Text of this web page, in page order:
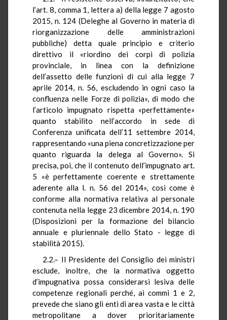
l’art. 8, comma 1, lettera a) della legge 7 agosto
2015, n. 124 (Deleghe al Governo in materia di
riorganizzazione delle amministrazioni
pubbliche) detta quale principio e criterio
direttivo il «riordino dei corpi di polizia
provinciale, in linea con la definizione
dell’assetto delle funzioni di cui alla legge 7
aprile 2014, n. 56, escludendo in ogni caso la
confluenza nelle Forze di polizia», di modo che
l’articolo impugnato rispetta «perfettamente»
quanto stabilito nell’accordo in sede di
Conferenza unificata dell’11 settembre 2014,
rappresentando «una piena concretizzazione per
quanto riguarda la delega al Governo». Si
precisa, poi, che il contenuto dell’impugnato art.
5 «è perfettamente coerente e strettamente
aderente alla l. n. 56 del 2014», così come è
conforme alla normativa relativa al personale
contenuta nella legge 23 dicembre 2014, n. 190
(Disposizioni per la formazione del bilancio
annuale e pluriennale dello Stato - legge di
stabilità 2015).
2.2.– Il Presidente del Consiglio dei ministri
esclude, inoltre, che la normativa oggetto
d’impugnativa possa considerarsi lesiva delle
competenze regionali perché, ai commi 1 e 2,
prevede che siano gli enti di area vasta e le città
metropolitane a dover prioritariamente